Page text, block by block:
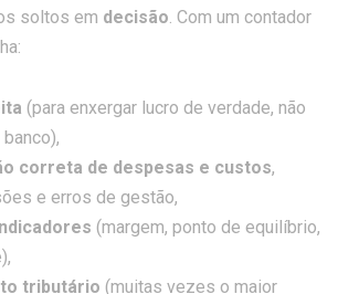
soltos em decisão. Com um contador
(para enxergar lucro de verdade, não
correta de despesas e custos,
e erros de gestão,
(margem, ponto de equilíbrio,
tributário (muitas vezes o maior